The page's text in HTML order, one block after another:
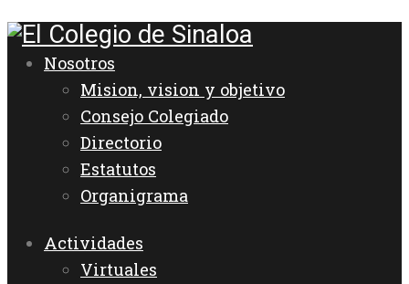
Nosotros
Mision, vision y objetivo
Consejo Colegiado
Directorio
Estatutos
Organigrama
Actividades
Virtuales